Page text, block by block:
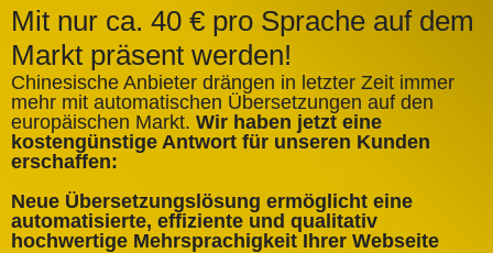
Mit nur ca. 40 € pro Sprache auf dem
Markt präsent werden!
Chinesische Anbieter drängen in letzter Zeit immer
mehr mit automatischen Übersetzungen auf den
europäischen Markt. Wir haben jetzt eine
kostengünstige Antwort für unseren Kunden
erschaffen:
Neue Übersetzungslösung ermöglicht eine
automatisierte, effiziente und qualitativ
hochwertige Mehrsprachigkeit Ihrer Webseite